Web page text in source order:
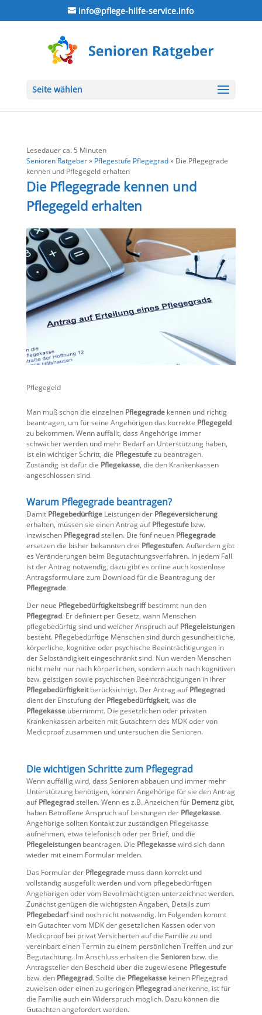
info@pflege-hilfe-service.info
Seite wählen
Lesedauer ca. 5 Minuten
Senioren Ratgeber» Pflegestufe Pflegegrad» Die Pflegegrade
kennen und Pflegegeld erhalten
Die Pflegegrade kennen und
Pflegegeld erhalten
Pflegegeld
Man muß schon die einzelnen Pflegegradekennen und richtig
beantragen, um für seine Angehörigen das korrekte Pflegegeld
zu bekommen. Wenn auffällt, dass Angehörige immer
schwächer werden und mehr Bedarf an Unterstützung haben,
ist ein wichtiger Schritt, die Pflegestufezu beantragen.
Zuständig ist dafür die Pflegekasse, die den Krankenkassen
angeschlossen sind.
Warum Pflegegrade beantragen?
Damit PflegebedürftigeLeistungen der Pflegeversicherung
erhalten, müssen sie einen Antrag aufPflegestufebzw.
inzwischen Pflegegradstellen. Die fünf neuen Pflegegrade
ersetzen die bisher bekannten drei Pflegestufen. Außerdem gibt
es Veränderungen beim Begutachtungsverfahren. In jedem Fall
ist der Antrag notwendig, dazu gibt es online auch kostenlose
Antragsformulare zum Download für die Beantragung der
Pflegegrade.
Der neue Pflegebedürftigkeitsbegriffbestimmt nun den
Pflegegrad. Er definiert per Gesetz, wann Menschen
pflegebedürftig sind und welcher Anspruch aufPflegeleistungen
besteht. Pflegebedürftige Menschen sind durch gesundheitliche,
körperliche, kognitive oder psychische Beeinträchtigungen in
der Selbständigkeit eingeschränkt sind. Nun werden Menschen
nicht mehr nur nach körperlichen, sondern auch nach kognitiven
bzw. geistigen sowie psychischen Beeinträchtigungen in ihrer
Pflegebedürftigkeitberücksichtigt. Der Antrag aufPflegegrad
dient der Einstufung der Pflegebedürftigkeit, was die
Pflegekasseübernimmt. Die gesetzlichen oder privaten
Krankenkassen arbeiten mit Gutachtern des MDK oder von
Medicproof zusammen und untersuchen die Senioren.
Die wichtigen Schritte zum Pflegegrad
Wenn auffällig wird, dass Senioren abbauen und immer mehr
Unterstützung benötigen, können Angehörige für sie den Antrag
aufPflegegradstellen. Wenn es z.B. Anzeichen für Demenzgibt,
haben Betroffene Anspruch auf Leistungen der Pflegekasse.
Angehörige sollten Kontakt zur zuständigen Pflegekasse
aufnehmen, etwa telefonisch oder per Brief, und die
Pflegeleistungenbeantragen. Die Pflegekassewird sich dann
wieder mit einem Formular melden.
Das Formular der Pflegegrademuss dann korrekt und
vollständig ausgefüllt werden und vom pflegebedürftigen
Angehörigen oder vom Bevollmächtigten unterzeichnet werden.
Zunächst genügen die wichtigsten Angaben, Details zum
Pflegebedarfsind noch nicht notwendig. Im Folgenden kommt
ein Gutachter vom MDK der gesetzlichen Kassen oder von
Medicproof bei privat Versicherten auf die Familie zu und
vereinbart einen Termin zu einem persönlichen Treffen und zur
Begutachtung. Im Anschluss erhalten die Seniorenbzw. die
Antragsteller den Bescheid über die zugewiesene Pflegestufe
bzw. den Pflegegrad. Sollte die Pflegekassekeinen Pflegegrad
zuweisen oder einen zu geringen Pflegegradanerkenne, ist für
die Familie auch ein Widerspruch möglich. Dazu können die
Gutachten angefordert werden.